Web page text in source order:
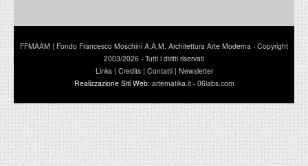
FFMAAM | Fondo Francesco Moschini A.A.M. Architettura Arte Moderna - Copyright
2003/2026 - Tutti i diritti riservati
Links | Credits | Contatti | Newsletter
Realizzazione Siti Web: artematika.it- 06labs.com